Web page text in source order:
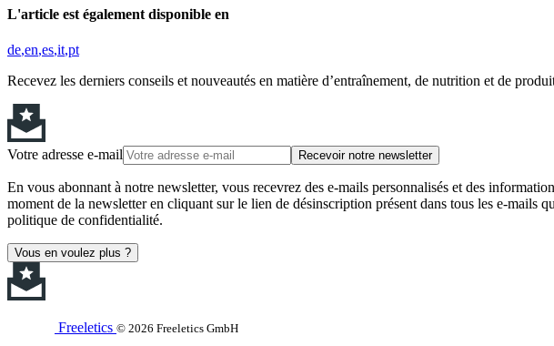
L'article est également disponible en
de en es it pt
Recevez les derniers conseils et nouveautés en matière d’entraînement, de nutrition et de
Votre adresse e-mail Recevoir notre newsletter
En vous abonnant à notre newsletter, vous recevrez des e-mails personnalisés et des
moment de la newsletter en cliquant sur le lien de désinscription présent dans tous les e-mails
politique de confidentialité.
Vous en voulez plus ?
Freeletics © 2026 Freeletics GmbH